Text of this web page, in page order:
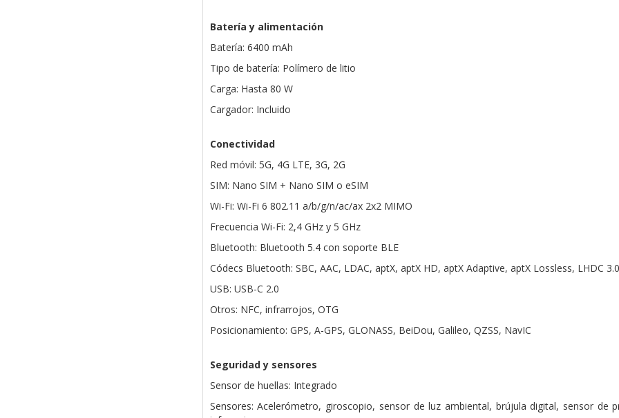
Batería y alimentación
Batería: 6400 mAh
Tipo de batería: Polímero de litio
Carga: Hasta 80 W
Cargador: Incluido
Conectividad
Red móvil: 5G, 4G LTE, 3G, 2G
SIM: Nano SIM + Nano SIM o eSIM
Wi-Fi: Wi-Fi 6 802.11 a/b/g/n/ac/ax 2x2 MIMO
Frecuencia Wi-Fi: 2,4 GHz y 5 GHz
Bluetooth: Bluetooth 5.4 con soporte BLE
Códecs Bluetooth: SBC, AAC, LDAC, aptX, aptX HD, aptX Adaptive, aptX Lossless, LHDC
USB: USB-C 2.0
Otros: NFC, infrarrojos, OTG
Posicionamiento: GPS, A-GPS, GLONASS, BeiDou, Galileo, QZSS, NavIC
Seguridad y sensores
Sensor de huellas: Integrado
Sensores: Acelerómetro, giroscopio, sensor de luz ambiental, brújula digital, sensor de